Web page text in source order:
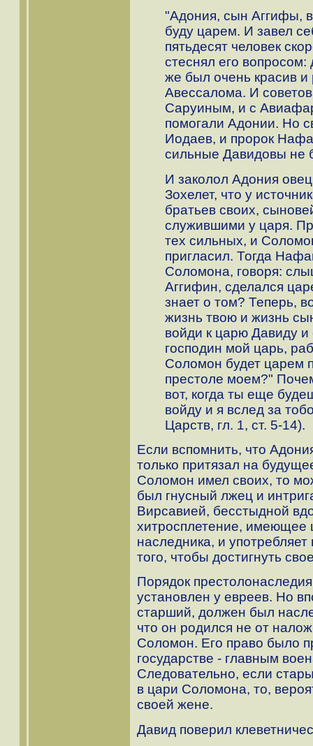
"Адония, сын Аггифы,
буду царем. И завел
пятьдесят человек
стеснял его
же был очень красив
Авессалома. И
Саруиным, и с
помогали Адонии. Но
Иодаев, и пророк
сильные Давидовы не
И заколол Адония
Зохелет, что у
братьев своих,
служившими у царя.
тех сильных, и
пригласил. Тогда
Соломона, говоря:
Аггифин, сделался
знает о том? Теперь,
жизнь твою и жизнь
войди к царю Давиду
господин мой царь,
Соломон будет царем
престоле моем?"
вот, когда ты еще
войду и я вслед за
Царств, гл. 1, ст. 5-14).
Если вспомнить, что
только притязал на
Соломон имел своих, то
был гнусный лжец и
Вирсавией, бесстыдной
хитросплетение, имеющее
наследника, и употребляет
того, чтобы достигнуть
Порядок
установлен у евреев. Но
старший, должен был
что он родился не от
Соломон. Его право было
государстве - главным
Следовательно, если
в цари Соломона, то,
своей жене.
Давид поверил